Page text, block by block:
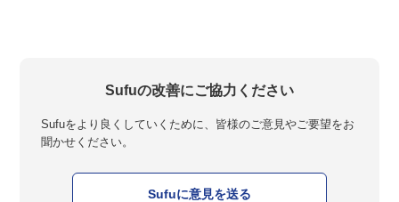
Sufuの改善にご協力ください
Sufuをより良くしていくために、皆様のご意見やご要望をお
聞かせください。
Sufuに意見を送る